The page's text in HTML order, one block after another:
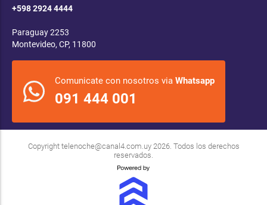
+598 2924 4444
Paraguay 2253
Montevideo, CP, 11800
Comunicate con nosotros via Whatsapp
091 444 001
Copyright telenoche@canal4.com.uy2026. Todos los derechos
reservados.